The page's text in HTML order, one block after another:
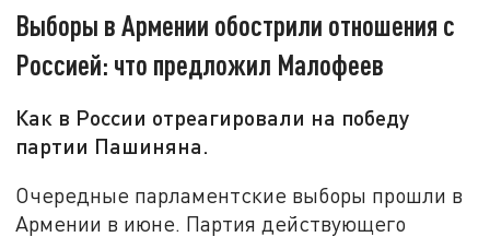
Выборы в Армении обострили отношения с
Россией: что предложил Малофеев
Как в России отреагировали на победу
партии Пашиняна.
Очередные парламентские выборы прошли в
Армении в июне. Партия действующего